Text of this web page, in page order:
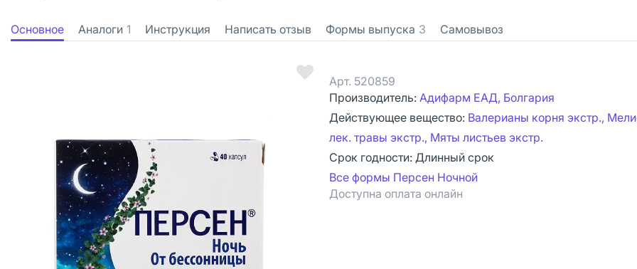
Основное Аналоги 1 Инструкция Написать отзыв Формы выпуска 3 Самовывоз
Арт. 520859
Производитель: Адифарм ЕАД, Болгария
Действующее вещество: Валерианы корня экстр.,
лек. травы экстр., Мяты листьев экстр.
Срок годности: Длинный срок
Все формы Персен Ночной
Доступна оплата онлайн